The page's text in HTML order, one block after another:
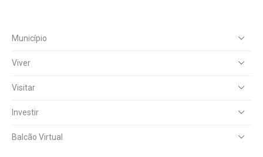
Município
Viver
Visitar
Investir
Balcão Virtual